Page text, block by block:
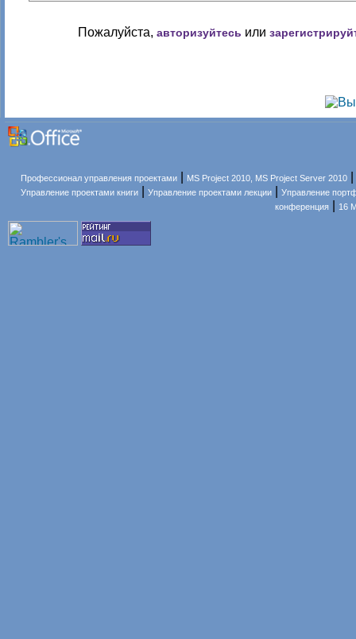
Пожалуйста, авторизуйтесь или
Профессионал управления проектами MS Project 2010, MS Project Server 2010
Управление проектами книги Управление проектами лекции
Управление
конференция
16